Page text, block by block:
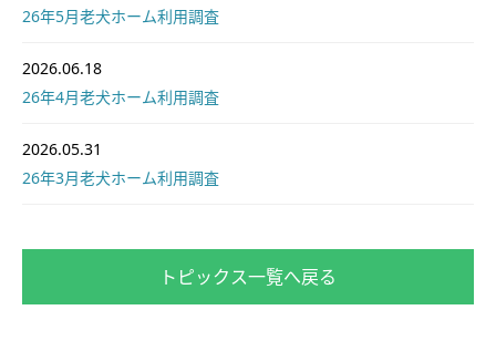
26年5月老犬ホーム利用調査
2026.06.18
26年4月老犬ホーム利用調査
2026.05.31
26年3月老犬ホーム利用調査
トピックス一覧へ戻る